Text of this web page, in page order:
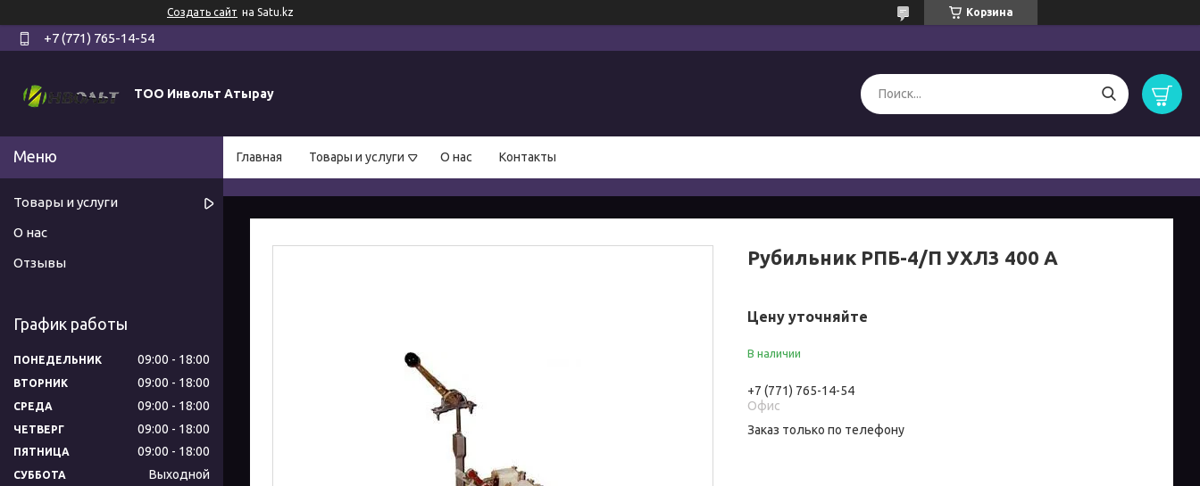
Создать сайт на Satu.kz Корзина
+7 (771) 765-14-54
ТОО Инвольт Атырау
Главная Товары и услуги О нас Контакты
Рубильник РПБ-4/П УХЛ3 400 А
Цену уточняйте
В наличии
+7 (771) 765-14-54
Офис
Заказ только по телефону
Товары и услуги
О нас
Отзывы
График работы
ПОНЕДЕЛЬНИК 09:00 18:00
ВТОРНИК 09:00 18:00
СРЕДА 09:00 18:00
ЧЕТВЕРГ 09:00 18:00
ПЯТНИЦА 09:00 18:00
СУББОТА Выходной